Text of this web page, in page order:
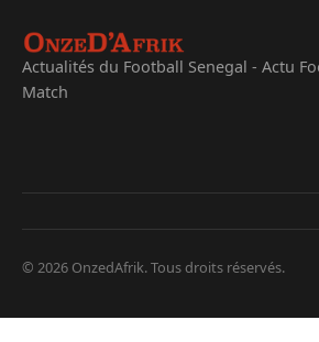
Actualités du Football Senegal - Actu
Match
© 2026 OnzedAfrik. Tous droits réservés.